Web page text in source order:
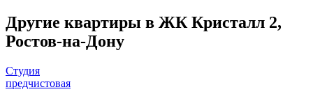
Другие квартиры в ЖК Кристалл 2,
Ростов-на-Дону
Студия
предчистовая